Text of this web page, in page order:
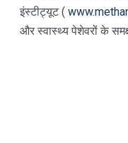
इंस्टीट्यूट (
और स्वास्थ्य पेशेवरों के